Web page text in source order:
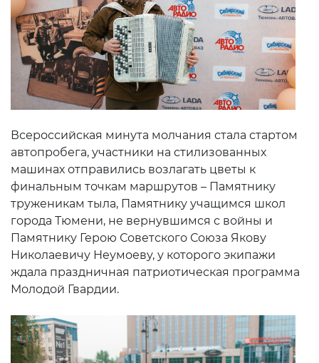
Всероссийская минута молчания стала стартом
автопробега, участники на стилизованных
машинах отправились возлагать цветы к
финальным точкам маршрутов – Памятнику
труженикам тыла, Памятнику учащимся школ
города Тюмени, не вернувшимся с войны и
Памятнику Герою Советского Союза Якову
Николаевичу Неумоеву, у которого экипажи
ждала праздничная патриотическая программа
Молодой Гвардии.